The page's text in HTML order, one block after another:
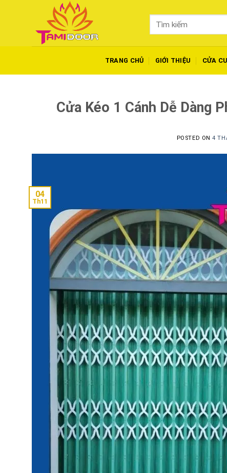
Tìm
TRANG CHỦ GIỚI THIỆU CỬA
Cửa Kéo 1 Cánh Dễ Dàng
POSTED ON4
04
Th11